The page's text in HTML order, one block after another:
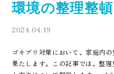
環境の整理整頓
2024.04.19
ゴキブリ対策において、家庭内
果たします。この記事では、整